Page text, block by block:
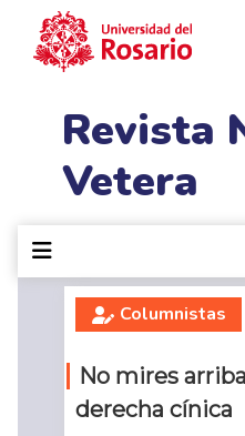
Revista
Vetera
Columnistas
No mires
derecha cínica